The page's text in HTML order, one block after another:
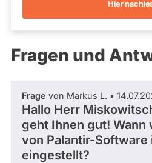
Kandidaturen
und
Mandaten
nicht
berücksichtigt.
Hier
Fragen und
Frage von Markus L. •
Hallo Herr
geht Ihnen gut! Wann
von Palantir-Software
eingestellt?